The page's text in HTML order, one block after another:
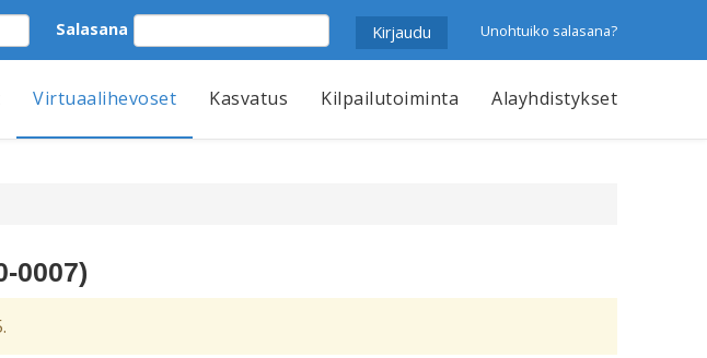
Salasana Unohtuiko salasana?
Virtuaalihevoset Kasvatus Kilpailutoiminta Alayhdistykset
0007)